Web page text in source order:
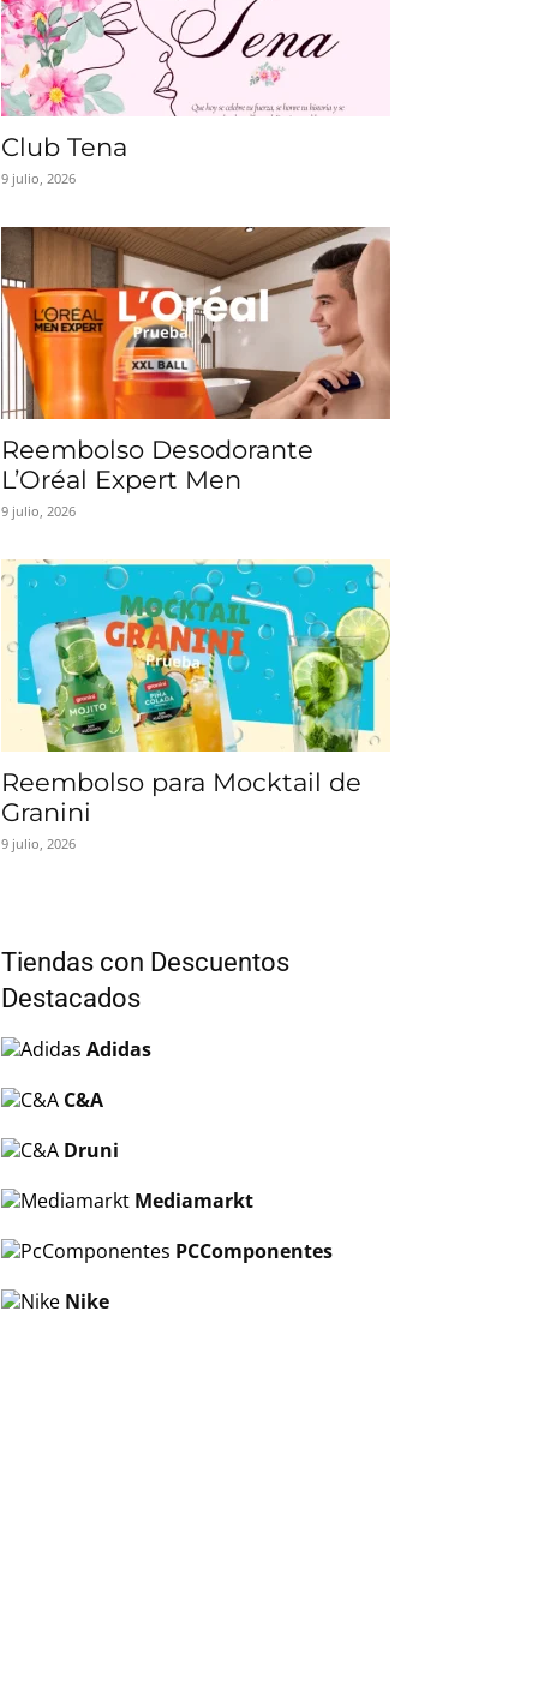
Club Tena
9 julio, 2026
Reembolso Desodorante
L’Oréal Expert Men
9 julio, 2026
Reembolso para Mocktail de
Granini
9 julio, 2026
Tiendas con Descuentos
Destacados
Adidas
C&A
Druni
Mediamarkt
PCComponentes
Nike